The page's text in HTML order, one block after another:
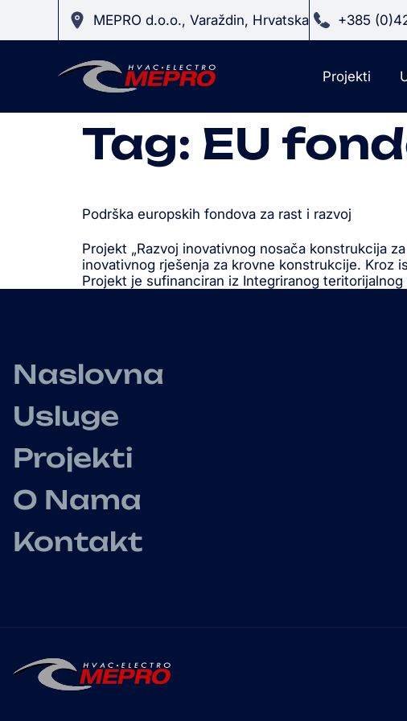
MEPRO d.o.o., Varaždin, Hrvatska +385
Projekti
Tag: EU
Podrška europskih fondova za rast i razvoj
Projekt „Razvoj inovativnog nosača konstrukcija
inovativnog rješenja za krovne konstrukcije. Kroz
Projekt je sufinanciran iz Integriranog
Naslovna
Usluge
Projekti
O Nama
Kontakt